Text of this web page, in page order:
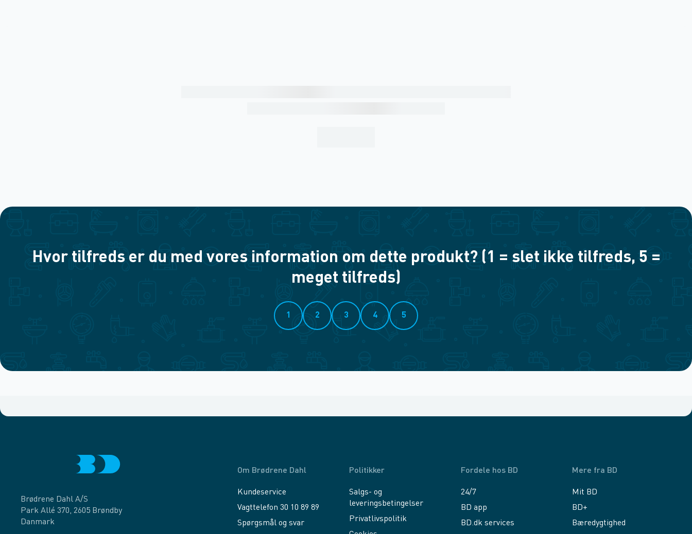
Hvor tilfreds er du med vores information om dette produkt? (1 = slet ikke tilfreds, 5 =
meget tilfreds)
1 2 3 4 5
Brødrene Dahl A/S
Park Allé 370, 2605 Brøndby
Danmark
Om Brødrene Dahl
Kundeservice
Vagttelefon 30 10 89 89
Spørgsmål og svar
Politikker
Salgs- og
leveringsbetingelser
Privatlivspolitik
Fordele hos BD
24/7
BD app
BD.dk services
Mere fra BD
Mit BD
BD+
Bæredygtighed